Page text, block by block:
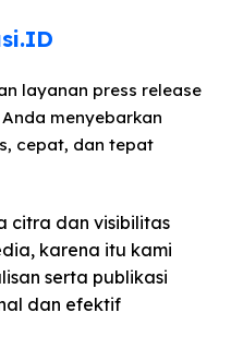
layanan press release
menyebarkan
cepat, dan tepat
citra dan visibilitas
karena itu kami
serta publikasi
dan efektif